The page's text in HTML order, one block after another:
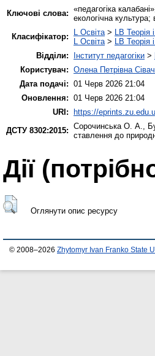
Ключові слова: «педагогіка
екологічна культура;
Класифікатор:
L Освіта > LB Теорія
L Освіта > LB Теорія
Відділи:
Інститут педагогіки >
Користувач: Олена Петрівна
Дата подачі: 01 Черв 2026 21:04
Оновлення: 01 Черв 2026 21:04
URI: https://
ДСТУ 8302:2015: Сорочинська О. А.
ставлення до
Дії
Оглянути опис ресурсу
© 2008–2026 Zhytomyr Ivan Franko State